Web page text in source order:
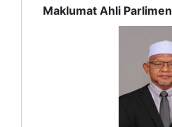
Maklumat Ahli Parlimen